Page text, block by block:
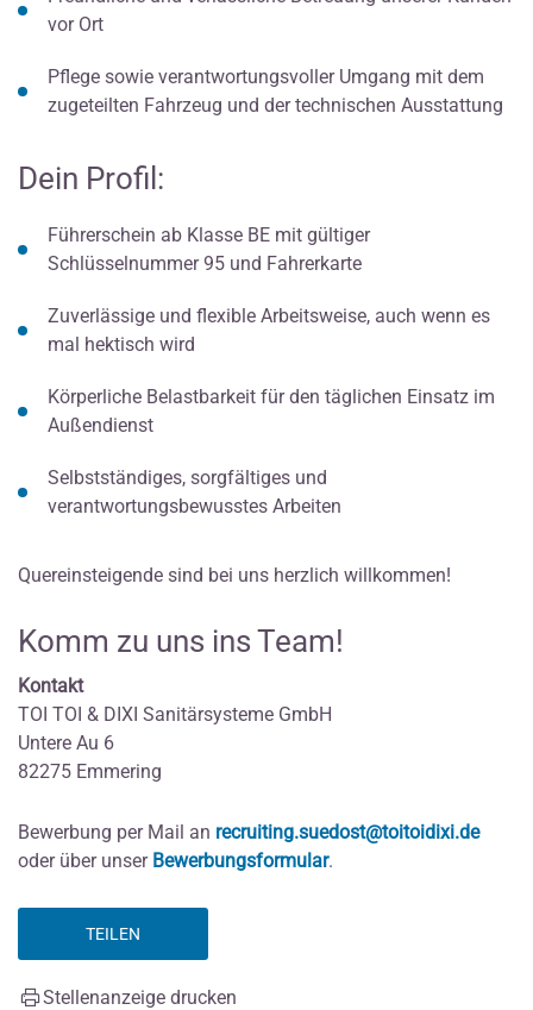
vor Ort
Pflege sowie verantwortungsvoller Umgang mit dem
zugeteilten Fahrzeug und der technischen Ausstattung
Dein Profil:
Führerschein ab Klasse BE mit gültiger
Schlüsselnummer 95 und Fahrerkarte
Zuverlässige und flexible Arbeitsweise, auch wenn es
mal hektisch wird
Körperliche Belastbarkeit für den täglichen Einsatz im
Außendienst
Selbstständiges, sorgfältiges und
verantwortungsbewusstes Arbeiten
Quereinsteigende sind bei uns herzlich willkommen!
Komm zu uns ins Team!
Kontakt
TOI TOI & DIXI Sanitärsysteme GmbH
Untere Au 6
82275 Emmering
Bewerbung per Mail an recruiting.suedost@toitoidixi.de
oder über unser Bewerbungsformular.
TEILEN
Stellenanzeige drucken